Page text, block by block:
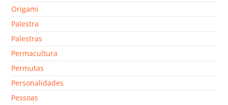
Origami
Palestra
Palestras
Permacultura
Permutas
Personalidades
Pessoas